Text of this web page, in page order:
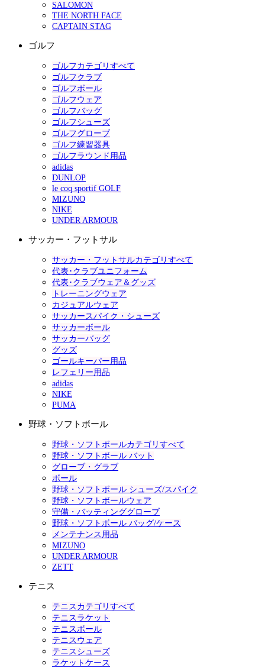
SALOMON
THE NORTH FACE
CAPTAIN STAG
ゴルフ
ゴルフカテゴリすべて
ゴルフクラブ
ゴルフボール
ゴルフウェア
ゴルフバッグ
ゴルフシューズ
ゴルフグローブ
ゴルフ練習器具
ゴルフラウンド用品
adidas
DUNLOP
le coq sportif GOLF
MIZUNO
NIKE
UNDER ARMOUR
サッカー・フットサル
サッカー・フットサルカテゴリすべて
代表･クラブユニフォーム
代表･クラブウェア＆グッズ
トレーニングウェア
カジュアルウェア
サッカースパイク・シューズ
サッカーボール
サッカーバッグ
グッズ
ゴールキーパー用品
レフェリー用品
adidas
NIKE
PUMA
野球・ソフトボール
野球・ソフトボールカテゴリすべて
野球・ソフトボール バット
グローブ・グラブ
ボール
野球・ソフトボール シューズ/スパイク
野球・ソフトボールウェア
守備・バッティンググローブ
野球・ソフトボール バッグ/ケース
メンテナンス用品
MIZUNO
UNDER ARMOUR
ZETT
テニス
テニスカテゴリすべて
テニスラケット
テニスボール
テニスウェア
テニスシューズ
ラケットケース